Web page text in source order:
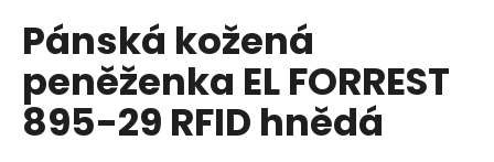
Pánská kožená
peněženka EL FORREST
895-29 RFID hnědá
D
o
p
o
r